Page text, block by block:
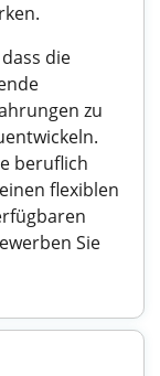
die
zu
beruflich
flexiblen
Sie